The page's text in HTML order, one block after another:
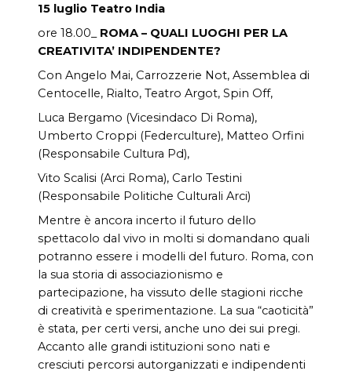
15 luglio Teatro India
ore 18.00_ ROMA – QUALI LUOGHI PER LA
CREATIVITA’ INDIPENDENTE?
Con Angelo Mai, Carrozzerie Not, Assemblea di
Centocelle, Rialto, Teatro Argot, Spin Off,
Luca Bergamo (Vicesindaco Di Roma),
Umberto Croppi (Federculture), Matteo Orfini
(Responsabile Cultura Pd),
Vito Scalisi (Arci Roma), Carlo Testini
(Responsabile Politiche Culturali Arci)
Mentre è ancora incerto il futuro dello
spettacolo dal vivo in molti si domandano quali
potranno essere i modelli del futuro. Roma, con
la sua storia di associazionismo e
partecipazione, ha vissuto delle stagioni ricche
di creatività e sperimentazione. La sua “caoticità”
è stata, per certi versi, anche uno dei sui pregi.
Accanto alle grandi istituzioni sono nati e
cresciuti percorsi autorganizzati e indipendenti